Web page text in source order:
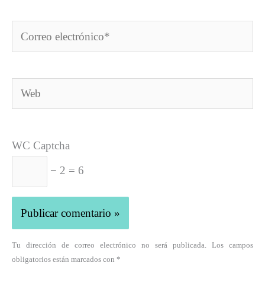
Correo
electrónico*
Web
WC Captcha
− 2 = 6
Tu dirección de correo electrónico no será publicada. Los campos
obligatorios están marcados con *